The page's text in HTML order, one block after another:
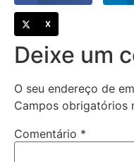
X
Deixe um
O seu endereço de
Campos obrigatórios
Comentário *